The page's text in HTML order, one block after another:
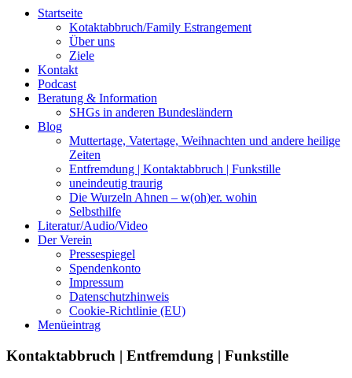
Startseite
Kotaktabbruch/Family Estrangement
Über uns
Ziele
Kontakt
Podcast
Beratung & Information
SHGs in anderen Bundesländern
Blog
Muttertage, Vatertage, Weihnachten und andere heilige
Zeiten
Entfremdung | Kontaktabbruch | Funkstille
uneindeutig traurig
Die Wurzeln Ahnen – w(oh)er. wohin
Selbsthilfe
Literatur/Audio/Video
Der Verein
Pressespiegel
Spendenkonto
Impressum
Datenschutzhinweis
Cookie-Richtlinie (EU)
Menüeintrag
Kontaktabbruch | Entfremdung | Funkstille